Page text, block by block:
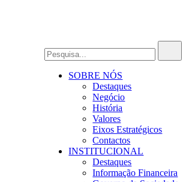
SOBRE NÓS
Destaques
Negócio
História
Valores
Eixos Estratégicos
Contactos
INSTITUCIONAL
Destaques
Informação Financeira